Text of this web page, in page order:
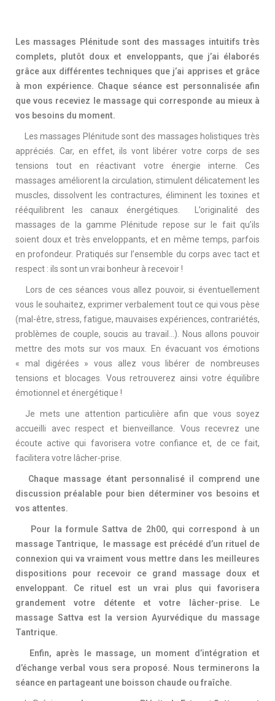
Les massages Plénitude sont des massages intuitifs très
complets, plutôt doux et enveloppants, que j’ai élaborés
grâce aux différentes techniques que j’ai apprises et grâce
à mon expérience. Chaque séance est personnalisée afin
que vous receviez le massage qui corresponde au mieux à
vos besoins du moment.
Les massages Plénitude sont des massages holistiques très
appréciés. Car, en effet, ils vont libérer votre corps de ses
tensions tout en réactivant votre énergie interne. Ces
massages améliorent la circulation, stimulent délicatement les
muscles, dissolvent les contractures, éliminent les toxines et
rééquilibrent les canaux énergétiques. L’originalité des
massages de la gamme Plénitude repose sur le fait qu’ils
soient doux et très enveloppants, et en même temps, parfois
en profondeur. Pratiqués sur l’ensemble du corps avec tact et
respect : ils sont un vrai bonheur à recevoir !
Lors de ces séances vous allez pouvoir, si éventuellement
vous le souhaitez, exprimer verbalement tout ce qui vous pèse
(mal-être, stress, fatigue, mauvaises expériences, contrariétés,
problèmes de couple, soucis au travail…). Nous allons pouvoir
mettre des mots sur vos maux. En évacuant vos émotions
« mal digérées » vous allez vous libérer de nombreuses
tensions et blocages. Vous retrouverez ainsi votre équilibre
émotionnel et énergétique !
Je mets une attention particulière afin que vous soyez
accueilli avec respect et bienveillance. Vous recevrez une
écoute active qui favorisera votre confiance et, de ce fait,
facilitera votre lâcher-prise.
Chaque massage étant personnalisé il comprend une
discussion préalable pour bien déterminer vos besoins et
vos attentes.
Pour la formule Sattva de 2h00, qui correspond à un
massage Tantrique, le massage est précédé d’un rituel de
connexion qui va vraiment vous mettre dans les meilleures
dispositions pour recevoir ce grand massage doux et
enveloppant. Ce rituel est un vrai plus qui favorisera
grandement votre détente et votre lâcher-prise. Le
massage Sattva est la version Ayurvédique du massage
Tantrique.
Enfin, après le massage, un moment d’intégration et
d’échange verbal vous sera proposé. Nous terminerons la
séance en partageant une boisson chaude ou fraîche.